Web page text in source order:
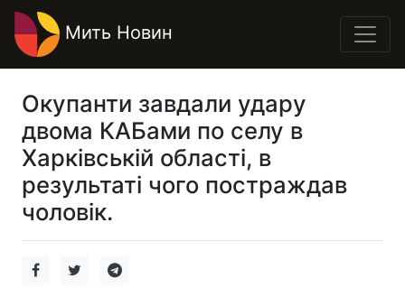
Мить Новин
Окупанти завдали удару
двома КАБами по селу в
Харківській області, в
результаті чого постраждав
чоловік.